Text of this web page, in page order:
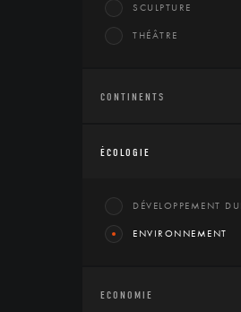
SCULPTURE
THÉÂTRE
CONTINENTS
ÉCOLOGIE
DÉVELOPPEMENT
ENVIRONNEMENT
ECONOMIE